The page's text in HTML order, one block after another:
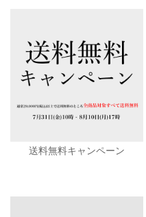
送料無料キャンペーン